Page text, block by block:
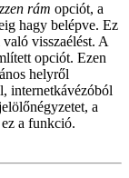
rám opciót, a
hagy belépve. Ez
visszaélést. A
opciót. Ezen
helyről
internetkávézóból
a
a funkció.